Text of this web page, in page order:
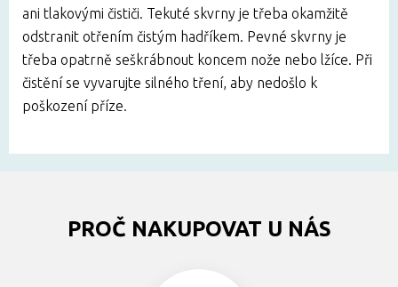
ani tlakovými čističi. Tekuté skvrny je třeba okamžitě
odstranit otřením čistým hadříkem. Pevné skvrny je
třeba opatrně seškrábnout koncem nože nebo lžíce. Při
čistění se vyvarujte silného tření, aby nedošlo k
poškození příze.
PROČ NAKUPOVAT U NÁS